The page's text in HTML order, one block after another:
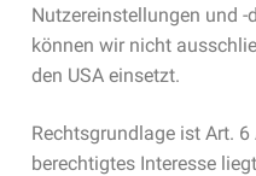
Nutzereinstellungen und -
können wir nicht
den USA einsetzt.
Rechtsgrundlage ist Art. 6
berechtigtes Interesse